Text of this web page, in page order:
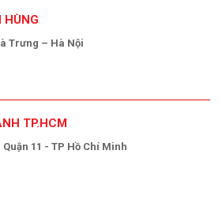
HÙNG
Trưng – Hà Nội
TP.HCM
11 - TP Hồ Chí Minh